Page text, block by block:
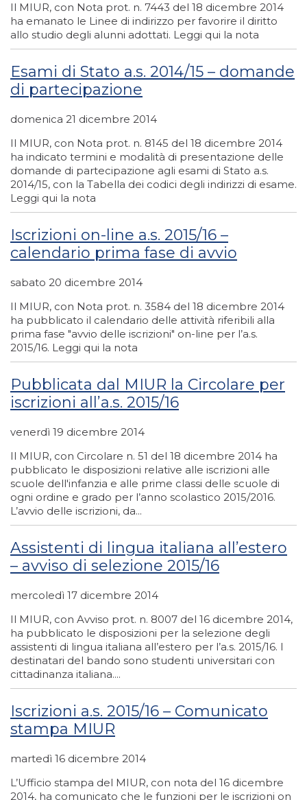
Il MIUR, con Nota prot. n. 7443 del 18 dicembre 2014
ha emanato le Linee di indirizzo per favorire il diritto
allo studio degli alunni adottati. Leggi qui la nota
Esami di Stato a.s. 2014/15 – domande
di partecipazione
domenica 21 dicembre 2014
Il MIUR, con Nota prot. n. 8145 del 18 dicembre 2014
ha indicato termini e modalità di presentazione delle
domande di partecipazione agli esami di Stato a.s.
2014/15, con la Tabella dei codici degli indirizzi di esame.
Leggi qui la nota
Iscrizioni on-line a.s. 2015/16 –
calendario prima fase di avvio
sabato 20 dicembre 2014
Il MIUR, con Nota prot. n. 3584 del 18 dicembre 2014
ha pubblicato il calendario delle attività riferibili alla
prima fase "avvio delle iscrizioni" on-line per l’a.s.
2015/16. Leggi qui la nota
Pubblicata dal MIUR la Circolare per
iscrizioni all’a.s. 2015/16
venerdì 19 dicembre 2014
Il MIUR, con Circolare n. 51 del 18 dicembre 2014 ha
pubblicato le disposizioni relative alle iscrizioni alle
scuole dell'infanzia e alle prime classi delle scuole di
ogni ordine e grado per l’anno scolastico 2015/2016.
L’avvio delle iscrizioni, da...
Assistenti di lingua italiana all’estero
– avviso di selezione 2015/16
mercoledì 17 dicembre 2014
Il MIUR, con Avviso prot. n. 8007 del 16 dicembre 2014,
ha pubblicato le disposizioni per la selezione degli
assistenti di lingua italiana all’estero per l’a.s. 2015/16. I
destinatari del bando sono studenti universitari con
cittadinanza italiana....
Iscrizioni a.s. 2015/16 – Comunicato
stampa MIUR
martedì 16 dicembre 2014
L’Ufficio stampa del MIUR, con nota del 16 dicembre
2014, ha comunicato che le funzioni per le iscrizioni on